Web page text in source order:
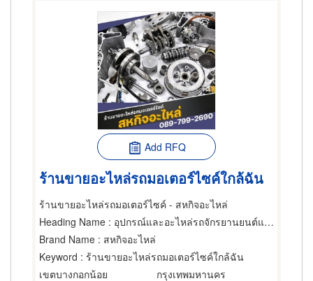
Add RFQ
ร้านขายอะไหล่รถมอเตอร์ไซค์ใกล้ฉัน
ร้านขายอะไหล่รถมอเตอร์ไซค์ - สหกิจอะไหล่
Heading Name : อุปกรณ์และอะไหล่รถจักรยานยนต์และรถสกูตเตอร์,ขายส่งและผู้ผลิตอุปกรณ์และอะไหล่รถจักรยานยนต์และรถสกูตเตอร์,ซ่อมรถจักรยานยนต์และรถสกูตเตอร์
Brand Name : สหกิจอะไหล่
Keyword : ร้านขายอะไหล่รถมอเตอร์ไซค์ใกล้ฉัน
เขตบางกอกน้อย
กรุงเทพมหานคร